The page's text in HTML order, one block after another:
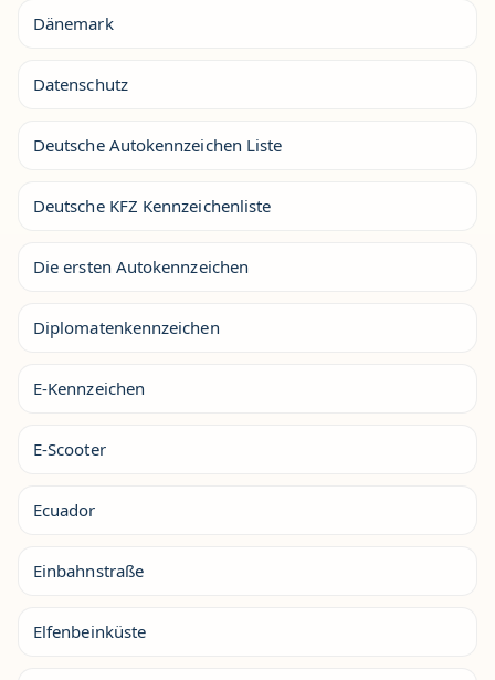
Dänemark
Datenschutz
Deutsche Autokennzeichen Liste
Deutsche KFZ Kennzeichenliste
Die ersten Autokennzeichen
Diplomatenkennzeichen
E-Kennzeichen
E-Scooter
Ecuador
Einbahnstraße
Elfenbeinküste